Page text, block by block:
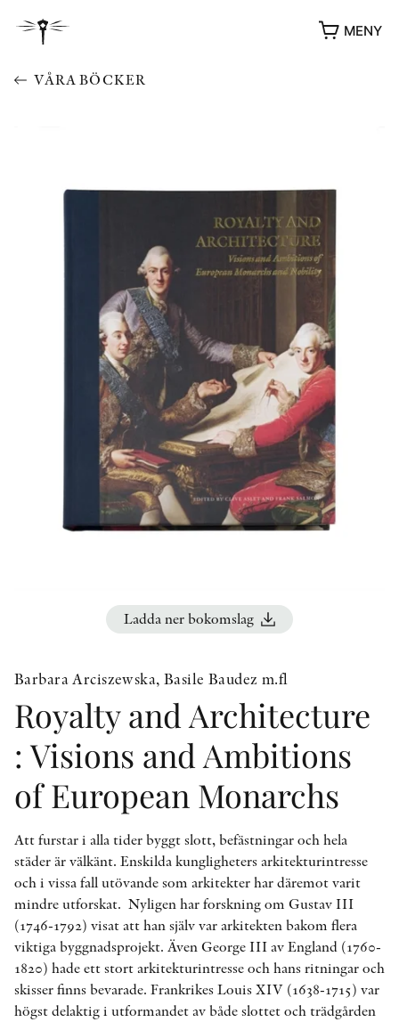
MENY
STOLPE STORIES
VIDEOGALLERI
UTMÄRKELSER
ÖVRIGA FORMAT
KONTAKT
PRESSKONTAKT
PEER REVIEW-PROCESSEN
VÅRA BÖCKER
Ladda ner bokomslag
Barbara Arciszewska, Basile Baudez m.fl
Royalty and Architecture
: Visions and Ambitions
of European Monarchs
Att furstar i alla tider byggt slott, befästningar och hela
städer är välkänt. Enskilda kungligheters arkitekturintresse
och i vissa fall utövande som arkitekter har däremot varit
mindre utforskat. Nyligen har forskning om Gustav III
(1746-1792) visat att han själv var arkitekten bakom flera
viktiga byggnadsprojekt. Även George III av England (1760-
1820) hade ett stort arkitekturintresse och hans ritningar och
skisser finns bevarade. Frankrikes Louis XIV (1638-1715) var
högst delaktig i utformandet av både slottet och trädgården